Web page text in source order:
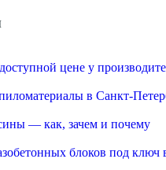
цене у
в Санкт-
— как, зачем и почему
блоков под ключ